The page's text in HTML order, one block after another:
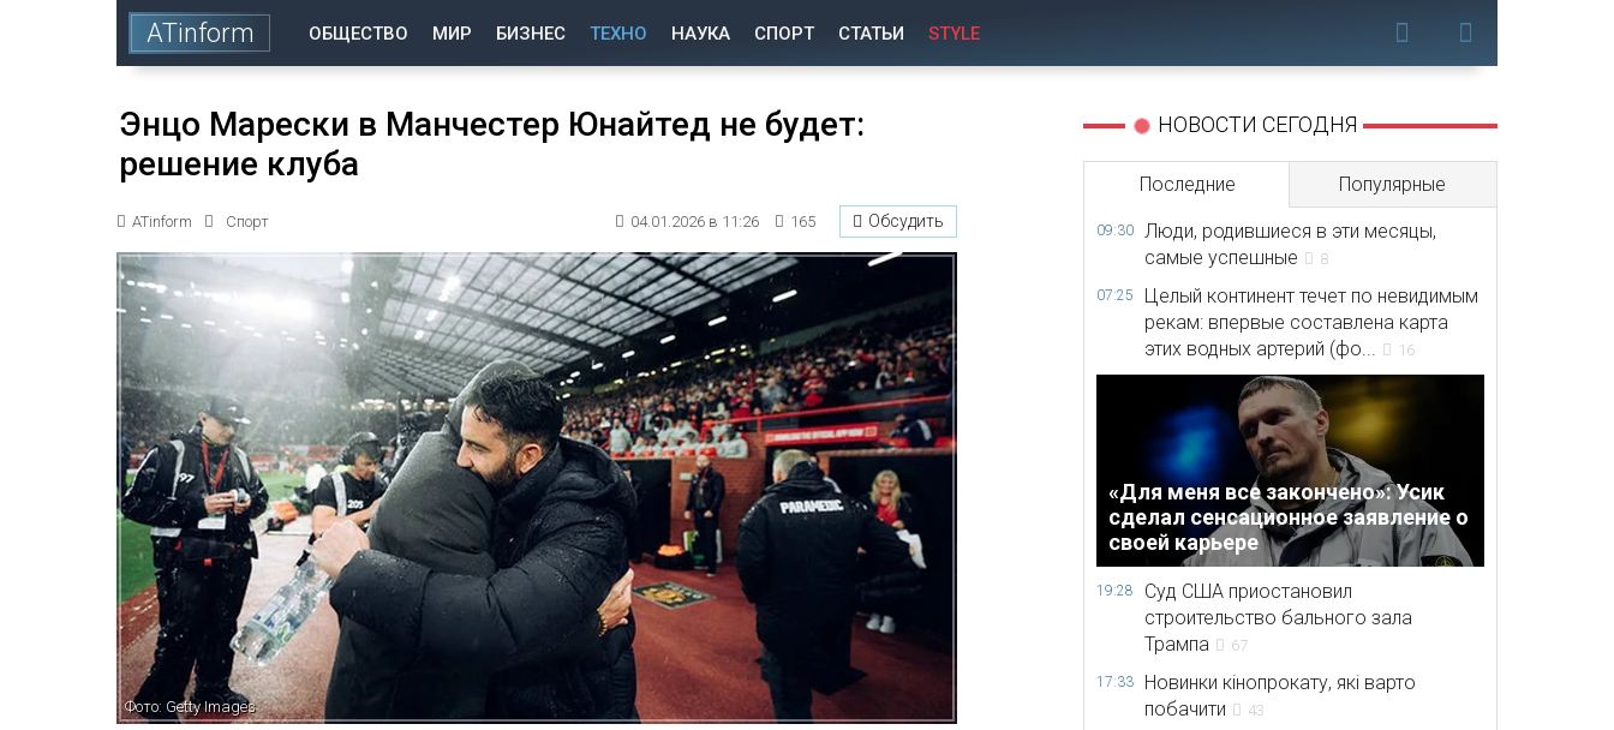
ATinform ОБЩЕСТВО МИР БИЗНЕС ТЕХНО НАУКА СПОРТ СТАТЬИ STYLE
Энцо Марески в Манчестер Юнайтед не будет:
решение клуба
ATinform Спорт 04.01.2026 в 11:26 165 Обсудить
Фото: Getty Images
НОВОСТИ СЕГОДНЯ
Последние Популярные
09:30
Люди, родившиеся в эти месяцы,
самые успешные
8
07:25
Целый континент течет по невидимым
рекам: впервые составлена карта
этих водных артерий (фо...
16
«Для меня все закончено»: Усик
сделал сенсационное заявление о
своей карьере
19:28
Суд США приостановил
строительство бального зала
Трампа
67
17:33
Новинки кінопрокату, які варто
побачити
43